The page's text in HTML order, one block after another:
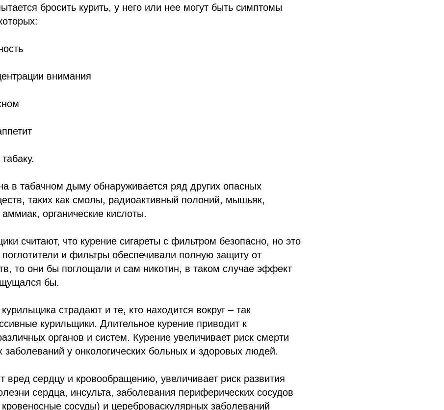
бросить курить, у него или нее могут быть симптомы
внимания
в табачном дыму обнаруживается ряд других опасных
таких как смолы, радиоактивный полоний, мышьяк,
органические кислоты.
считают, что курение сигареты с фильтром безопасно, но это
и фильтры обеспечивали полную защиту от
то они бы поглощали и сам никотин, в таком случае эффект
бы.
страдают и те, кто находится вокруг – так
курильщики. Длительное курение приводит к
органов и систем. Курение увеличивает риск смерти
заболеваний у онкологических больных и здоровых людей.
вред сердцу и кровообращению, увеличивает риск развития
сердца, инсульта, заболевания периферических сосудов
сосуды) и цереброваскулярных заболеваний